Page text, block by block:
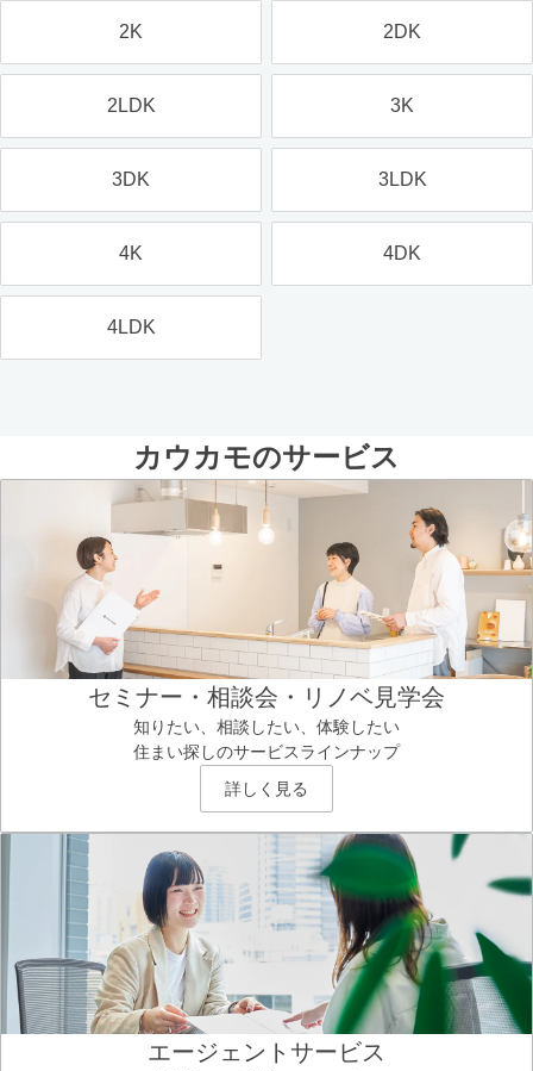
2K 2DK
2LDK 3K
3DK 3LDK
4K 4DK
4LDK
カウカモのサービス
セミナー・相談会・リノベ見学会
知りたい、相談したい、体験したい
住まい探しのサービスラインナップ
詳しく見る
エージェントサービス